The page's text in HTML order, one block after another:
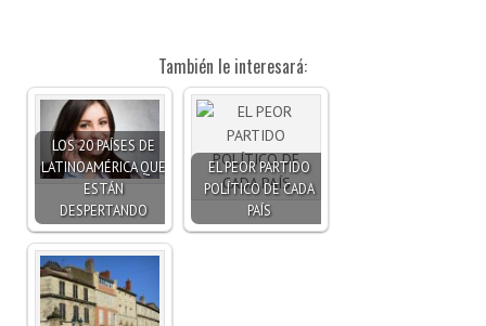
También le interesará:
LOS 20 PAÍSES DE
LATINOAMÉRICA QUE
ESTÁN
DESPERTANDO
EL PEOR PARTIDO
POLÍTICO DE CADA
PAÍS